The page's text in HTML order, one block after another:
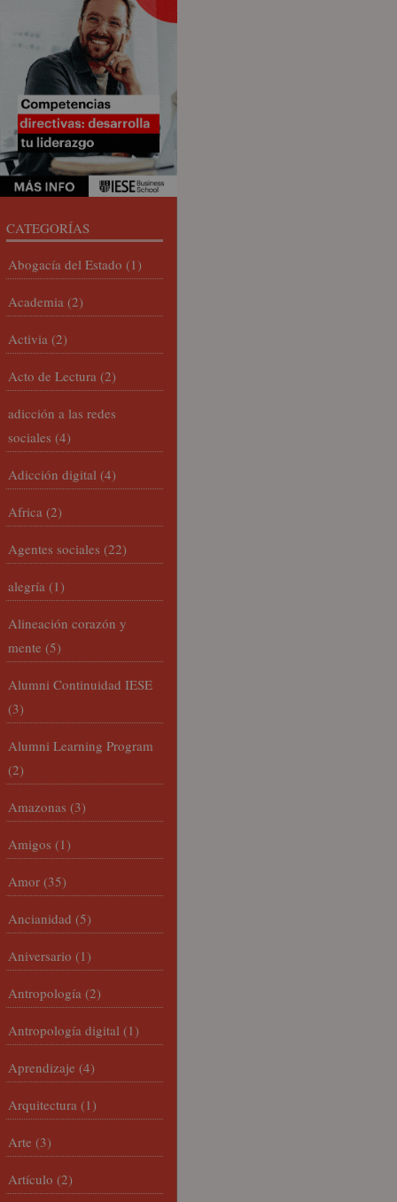
CATEGORÍAS
Abogacía del Estado (1)
Academia (2)
Activia (2)
Acto de Lectura (2)
adicción a las redes
sociales (4)
Adicción digital (4)
Africa (2)
Agentes sociales (22)
alegría (1)
Alineación corazón y
mente (5)
Alumni Continuidad IESE
(3)
Alumni Learning Program
(2)
Amazonas (3)
Amigos (1)
Amor (35)
Ancianidad (5)
Aniversario (1)
Antropología (2)
Antropología digital (1)
Aprendizaje (4)
Arquitectura (1)
Arte (3)
Artículo (2)